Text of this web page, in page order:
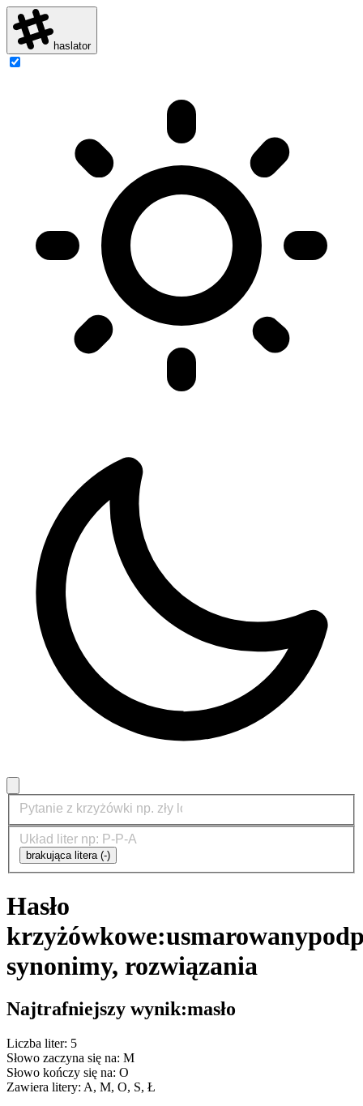
haslator
brakująca litera (-)
Hasło
krzyżówkowe:usmarowany
synonimy, rozwiązania
Najtrafniejszy wynik:masło
Liczba liter: 5
Słowo zaczyna się na: M
Słowo kończy się na: O
Zawiera litery: A, M, O, S, Ł